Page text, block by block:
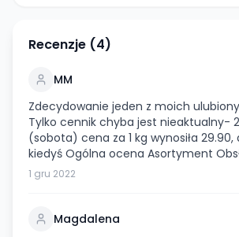
Recenzje (4)
MM
Zdecydowanie jeden z moich
Tylko cennik chyba jest nieaktualny-
(sobota) cena za 1 kg wynosiła 29.90,
kiedyś Ogólna ocena Asortyment
1 gru 2022
Magdalena